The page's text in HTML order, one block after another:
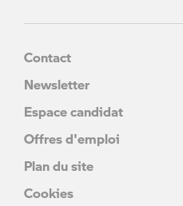
Contact
Newsletter
Espace candidat
Offres d'emploi
Plan du site
Cookies